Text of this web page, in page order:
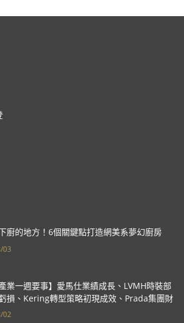
廚的地方！6個關鍵點打造網美系夢幻廚房
03
產業一週要事】愛馬仕業績成長、LVMH時裝部
損、Kering轉型策略初現成效、Prada集團財
02